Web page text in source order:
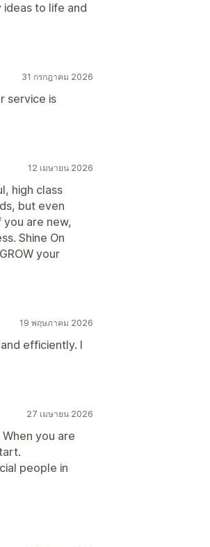
ideas to life and
31 กรกฎาคม 2026
service is
12 เมษายน 2026
high class
but even
you are new,
Shine On
your
19 พฤษภาคม 2026
efficiently. I
27 เมษายน 2026
you are
people in